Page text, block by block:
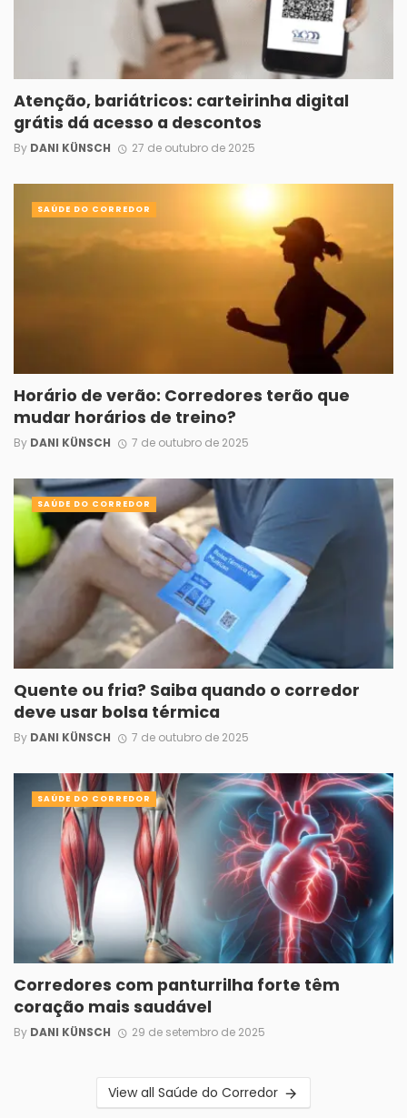
Atenção, bariátricos: carteirinha digital
grátis dá acesso a descontos
By DANI KÜNSCH 27 de outubro de 2025
Horário de verão: Corredores terão que
mudar horários de treino?
By DANI KÜNSCH 7 de outubro de 2025
SAÚDE DO CORREDOR
Quente ou fria? Saiba quando o corredor
deve usar bolsa térmica
By DANI KÜNSCH 7 de outubro de 2025
SAÚDE DO CORREDOR
Corredores com panturrilha forte têm
coração mais saudável
By DANI KÜNSCH 29 de setembro de 2025
SAÚDE DO CORREDOR
View all Saúde do Corredor